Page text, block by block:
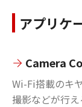
アプリケ
Camera
Wi-Fi搭載のキ
撮影などが行え